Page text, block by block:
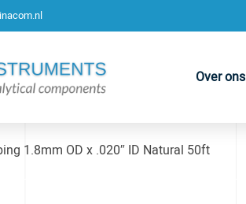
Over ons
1.8mm OD x .020″ ID Natural 50ft